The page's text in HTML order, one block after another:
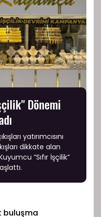
Dönemi
yatırımcısını
dikkate alan
“Sıfır İşçilik”
buluşma